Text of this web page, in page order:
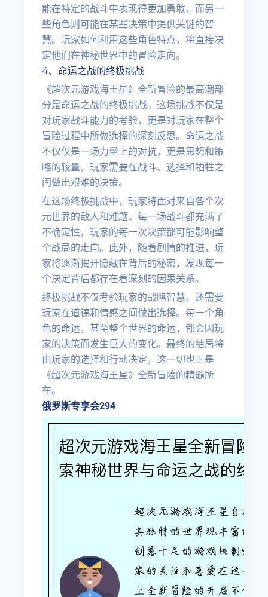
能在特定的战斗中表现得更加勇敢，而另一
些角色则可能在某些决策中提供关键的智
慧。玩家如何利用这些角色特点，将直接决
定他们在神秘世界中的冒险走向。
4、命运之战的终极挑战
《超次元游戏海王星》全新冒险的最高潮部
分是命运之战的终极挑战。这场挑战不仅是
对玩家战斗能力的考验，更是对玩家在整个
冒险过程中所做选择的深刻反思。命运之战
不仅仅是一场力量上的对抗，更是思想和策
略的较量，玩家需要在战斗、选择和牺牲之
间做出艰难的决策。
在这场终极挑战中，玩家将面对来自各个次
元世界的敌人和难题。每一场战斗都充满了
不确定性，玩家的每一次决策都可能影响整
个战局的走向。此外，随着剧情的推进，玩
家将逐渐揭开隐藏在背后的秘密，发现每一
个决定背后都存在着深刻的因果关系。
终极挑战不仅考验玩家的战略智慧，还需要
玩家在道德和情感之间做出选择。每一个角
色的命运，甚至整个世界的命运，都会因玩
家的决策而发生巨大的变化。最终的结局将
由玩家的选择和行动决定，这一切也正是
《超次元游戏海王星》全新冒险的精髓所
在。
俄罗斯专享会294